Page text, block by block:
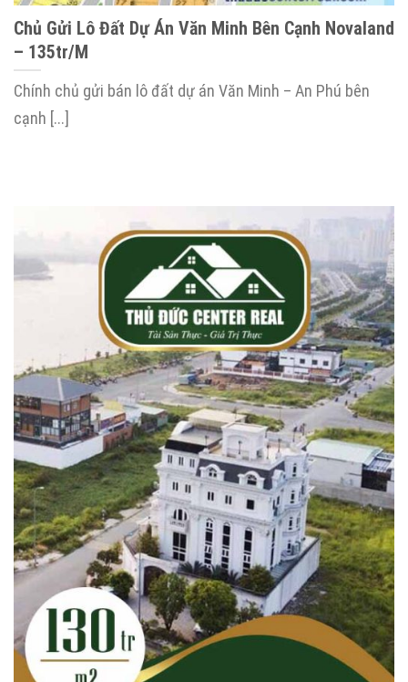
Chủ Gửi Lô Đất Dự Án Văn Minh Bên Cạnh Novaland
– 135tr/m
Chính chủ gửi bán lô đất dự án Văn Minh – An Phú bên
cạnh [...]